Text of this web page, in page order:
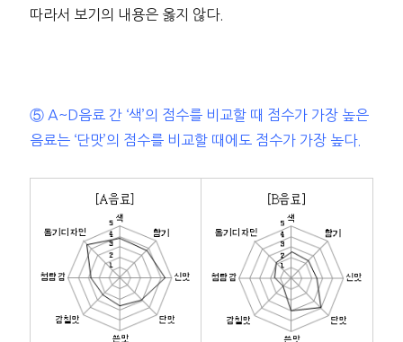
따라서 보기의 내용은 옳지 않다.
⑤ A~D음료 간 ‘색’의 점수를 비교할 때 점수가 가장 높은
음료는 ‘단맛’의 점수를 비교할 때에도 점수가 가장 높다.